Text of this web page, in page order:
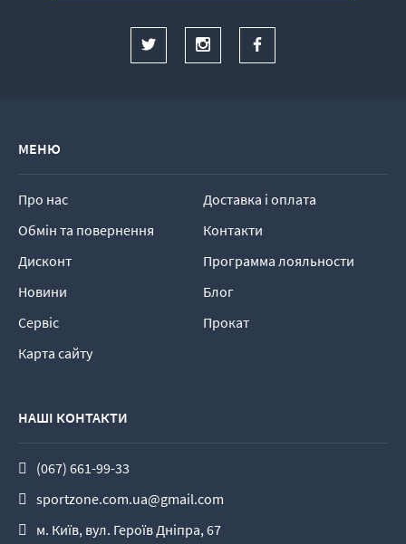
МЕНЮ
Про нас
Доставка і оплата
Обмін та повернення
Контакти
Дисконт
Программа лояльности
Новини
Блог
Сервіс
Прокат
Карта сайту
НАШІ КОНТАКТИ
(067) 661-99-33
sportzone.com.ua@gmail.com
м. Київ, вул. Героїв Дніпра, 67